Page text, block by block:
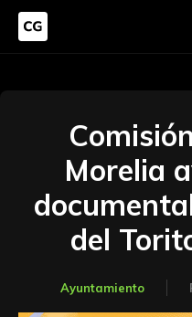
Morelia
del
Ayuntamiento